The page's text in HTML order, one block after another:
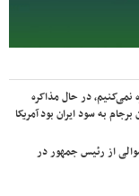
نمی‌کنیم، در حال مذاکره
به سود ایران بود آمریکا
از رئیس جمهور در